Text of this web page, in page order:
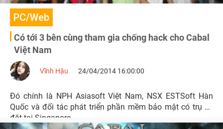
PC/Web
Có tới 3 bên cùng tham gia chống hack cho Cabal
Việt Nam
Vĩnh Hậu 24/04/2014 16:00:00
Đó chính là NPH Asiasoft Việt Nam, NSX ESTSoft Hàn
Quốc và đối tác phát triển phần mềm bảo mật có trụ sở
đặt tại Singapore.